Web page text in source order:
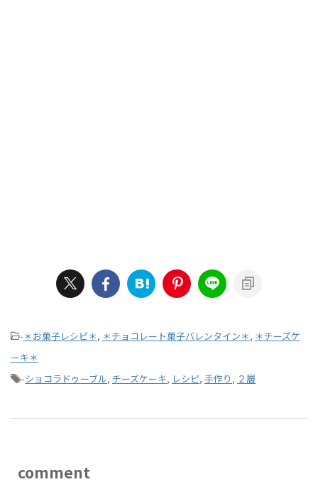
-＊お菓子レシピ＊, ＊チョコレート菓子バレンタイン＊, ＊チーズケ
ーキ＊
-ショコラドゥーブル, チーズケーキ, レシピ, 手作り , ２層
comment